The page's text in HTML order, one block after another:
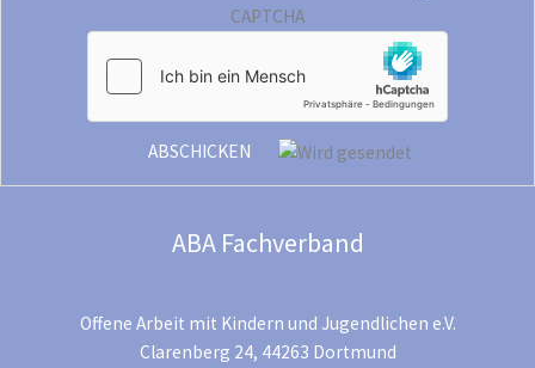
CAPTCHA
ABA Fachverband
Offene Arbeit mit Kindern und Jugendlichen e.V.
Clarenberg 24, 44263 Dortmund